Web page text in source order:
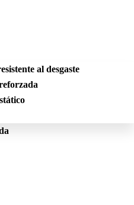
al desgaste